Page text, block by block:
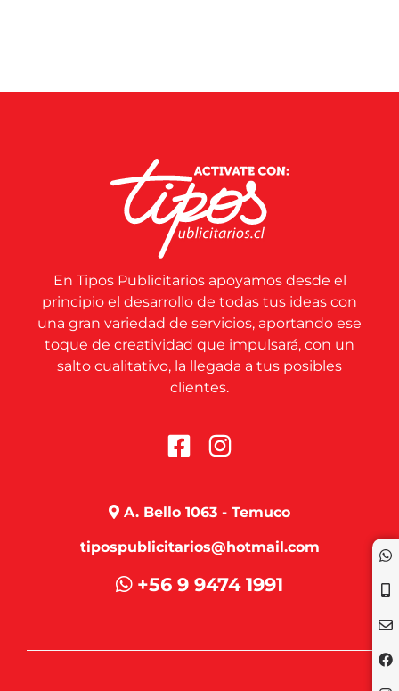
En Tipos Publicitarios apoyamos desde el
principio el desarrollo de todas tus ideas con
una gran variedad de servicios, aportando ese
toque de creatividad que impulsará, con un
salto cualitativo, la llegada a tus posibles
clientes.
A. Bello 1063 - Temuco
tipospublicitarios@hotmail.com
+56 9 9474 1991